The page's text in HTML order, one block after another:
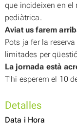
que incideixen en
pediàtrica.
Aviat us farem
Pots ja fer la
limitades per
La jornada està
T'hi esperem el 10
Detalles
Data i Hora